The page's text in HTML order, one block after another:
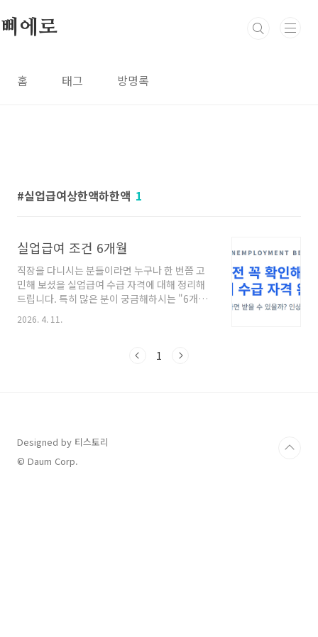
삐에로
홈 태그 방명록
실업급여상한액하한액 1
실업급여 조건 6개월
직장을 다니시는 분들이라면 누구나 한 번쯤 고
민해 보셨을 실업급여 수급 자격에 대해 정리해
드립니다. 특히 많은 분이 궁금해하시는 "6개월
근무 시 수급 가능 여부"를 중심으로, 2026년 인
상된 급여액과 상세한 수령 방법까지 꼼꼼하게
인이 실업급여를 받을 수 있는지, 그리고 얼마를
단위기간이 180일 이상이어야 한다는 것입니다.
여기서 180일은 단순히 달력상의 6개월을 의미
하지 않습니다. 피보험 단위기간은 실제로 임금
2026. 4. 11.
1
Designed by 티스토리
© Daum Corp.